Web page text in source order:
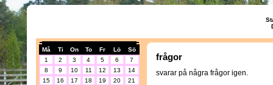
Må Ti On To Fr Lö
Sö
1
2 3 4 5 6
7
8
9 10 11 12 13
14
15
16 17 18 19 20
21
frågor
svarar på några frågor igen.